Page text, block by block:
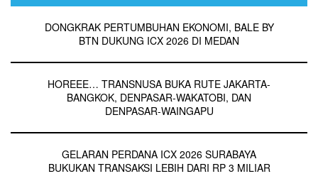
DONGKRAK PERTUMBUHAN EKONOMI, BALE BY
BTN DUKUNG ICX 2026 DI MEDAN
HOREEE… TRANSNUSA BUKA RUTE JAKARTA-
BANGKOK, DENPASAR-WAKATOBI, DAN
DENPASAR-WAINGAPU
GELARAN PERDANA ICX 2026 SURABAYA
BUKUKAN TRANSAKSI LEBIH DARI RP 3 MILIAR